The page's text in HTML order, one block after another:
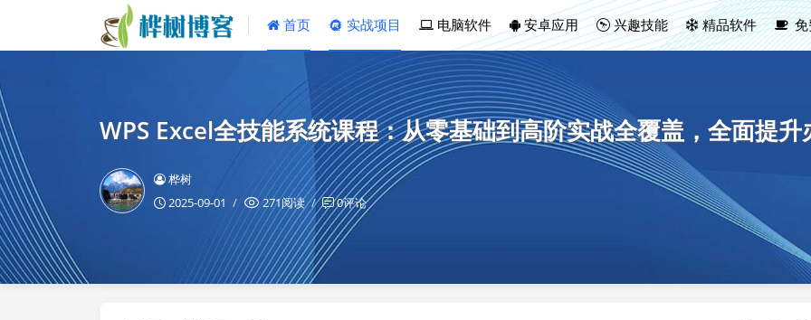
首页 实战项目 电脑软件 安卓应用 兴趣技能 精品软件 免
WPS Excel全技能系统课程：从零基础到高阶实战全覆盖，全面提升
桦树
2025-09-01
271阅读 0评论